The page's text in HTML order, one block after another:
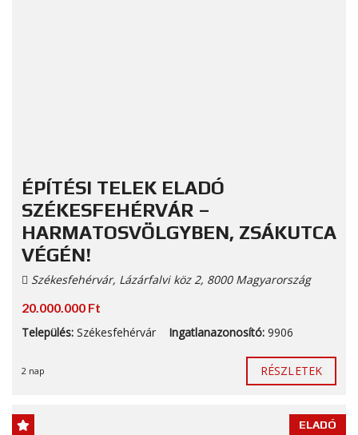
ÉPÍTÉSI TELEK ELADÓ
SZÉKESFEHÉRVÁR –
HARMATOSVÖLGYBEN, ZSÁKUTCA
VÉGÉN!
Székesfehérvár, Lázárfalvi köz 2, 8000 Magyarország
20.000.000 Ft
Település: Székesfehérvár Ingatlanazonosító: 9906
2 nap RÉSZLETEK
ELADÓ